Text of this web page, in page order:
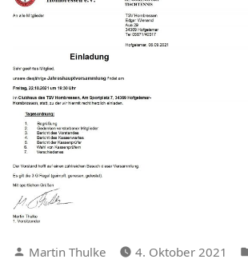
Verfasst
Martin Thulke 4. Oktober 2021